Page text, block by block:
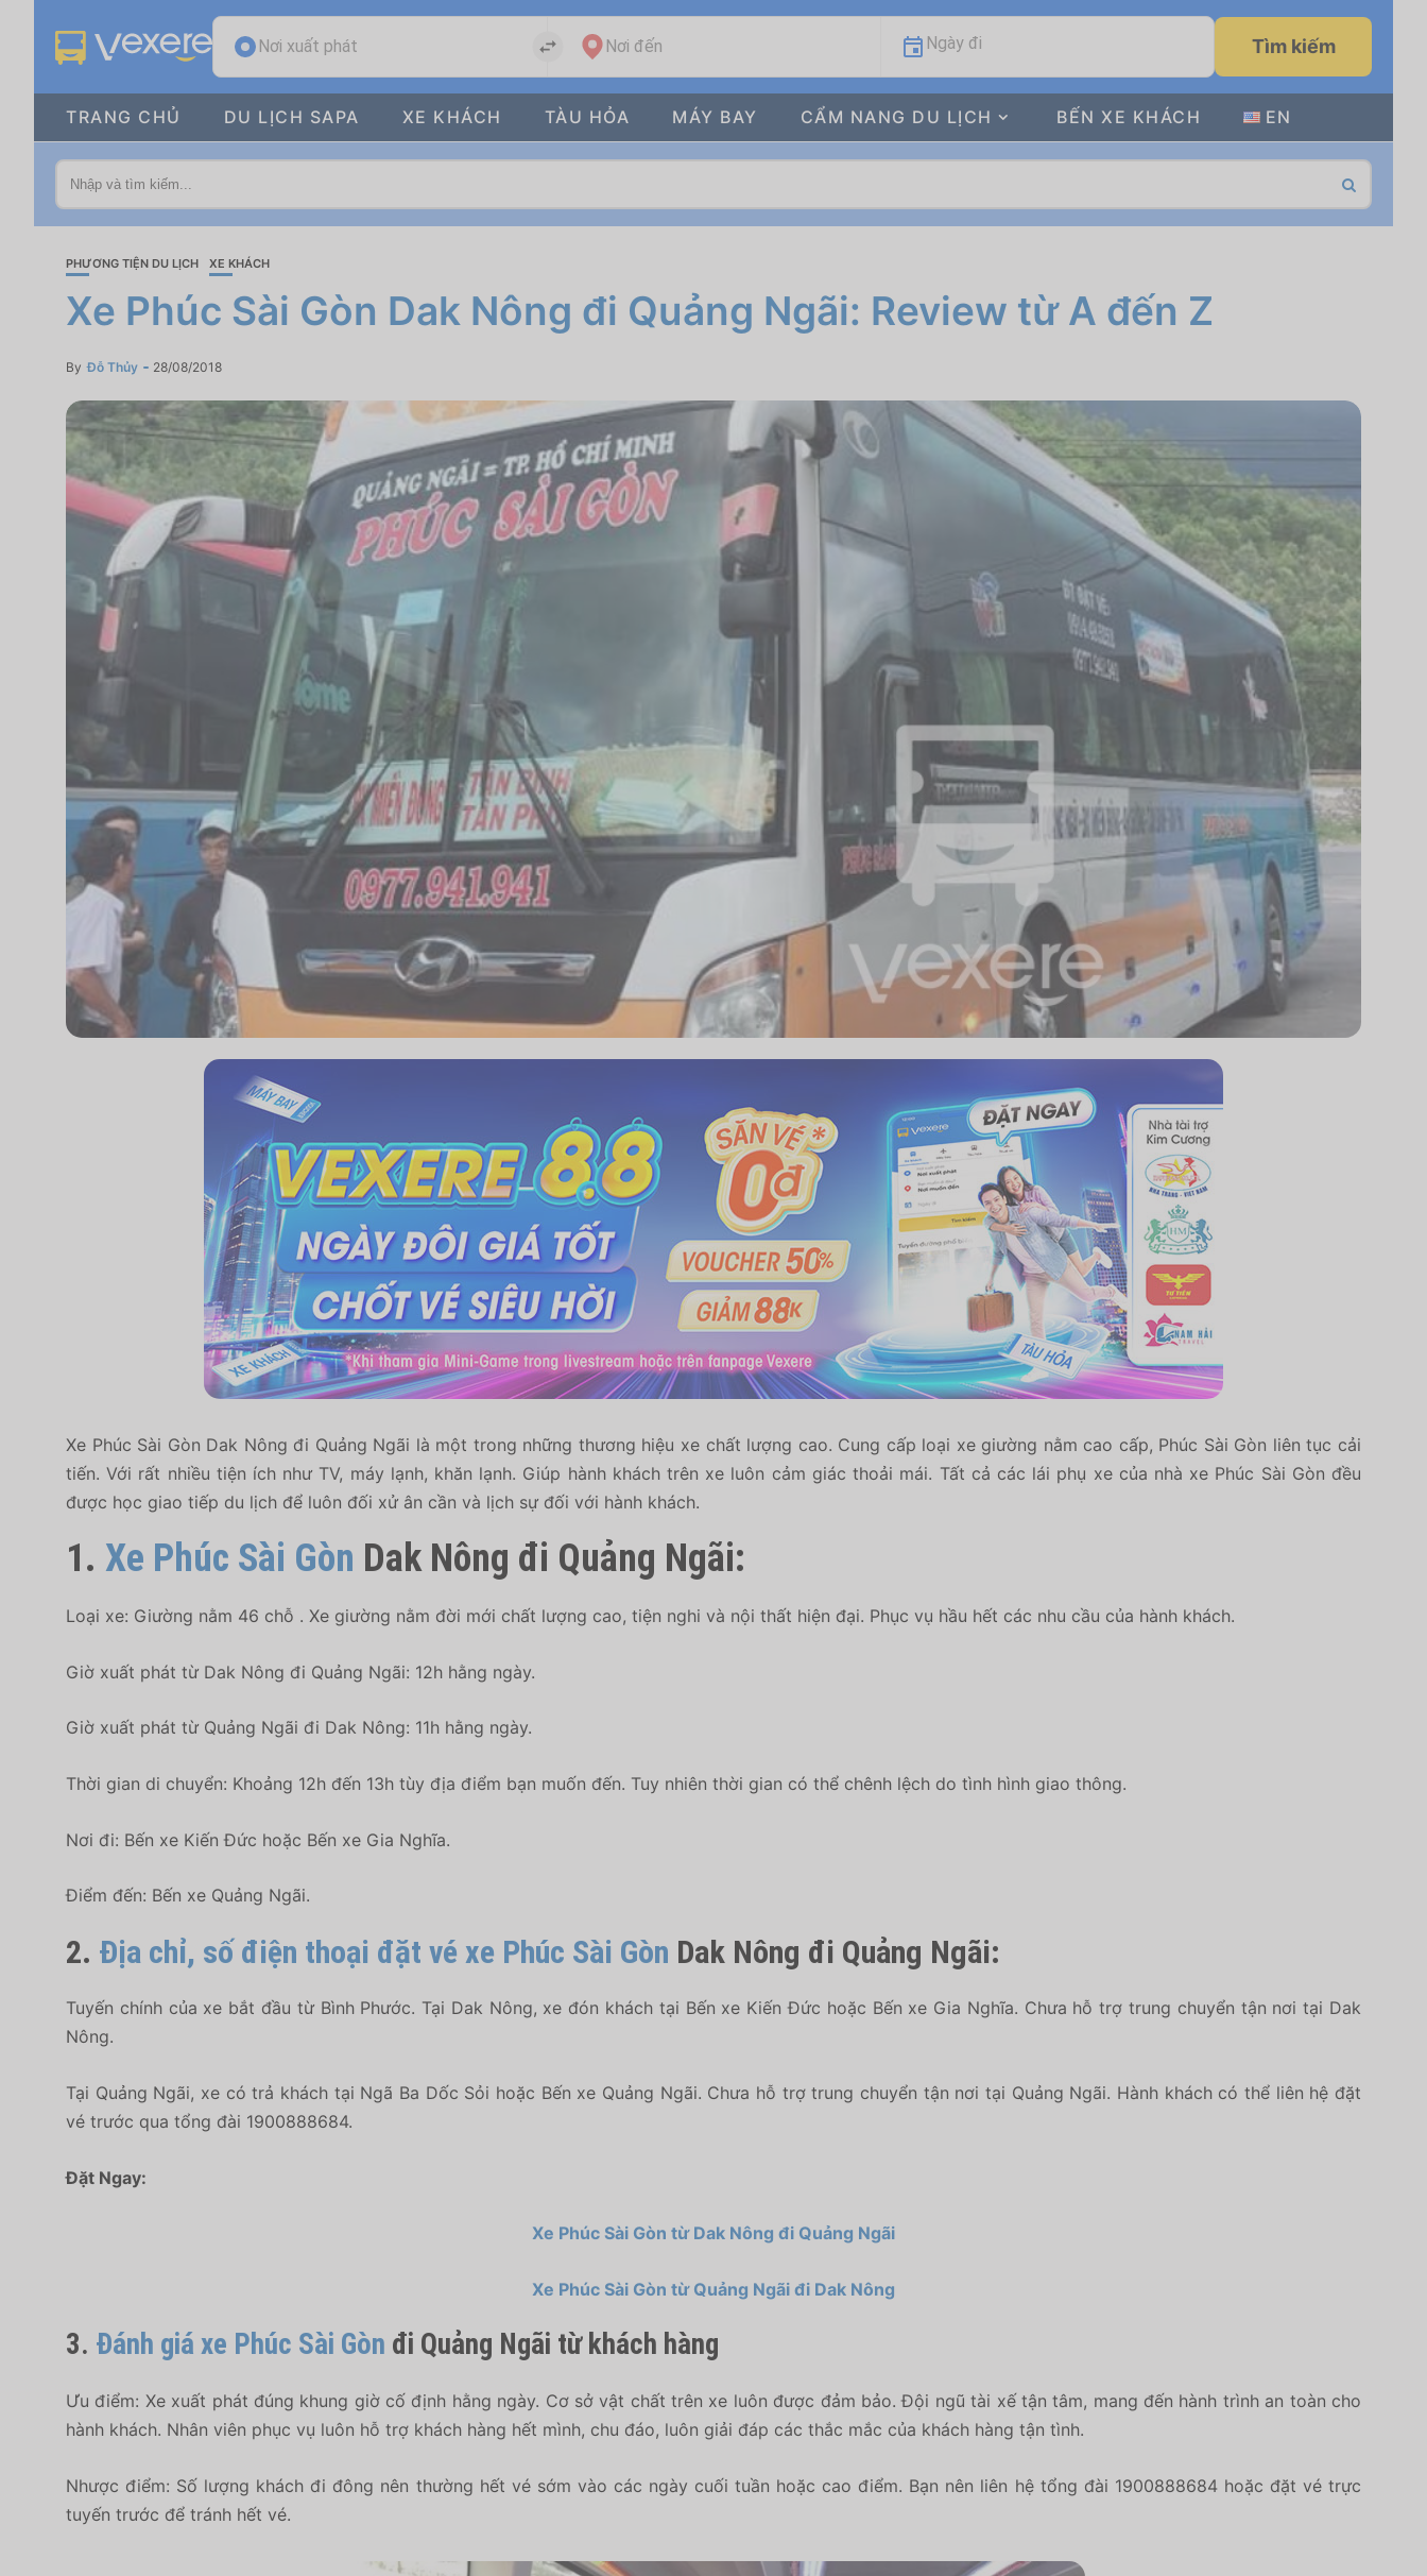
Nơi xuất phát Nơi đến Ngày đi Tìm kiếm
TRANG CHỦ DU LỊCH SAPA XE KHÁCH TÀU HỎA MÁY BAY CẨM NANG DU LỊCH BẾN XE KHÁCH EN
PHƯƠNG TIỆN DU LỊCH XE KHÁCH
Xe Phúc Sài Gòn Dak Nông đi Quảng Ngãi: Review từ A đến Z
By Đỗ Thủy 28/08/2018
Xe Phúc Sài Gòn Dak Nông đi Quảng Ngãi là một trong những thương hiệu xe chất lượng cao. Cung cấp loại xe giường nằm cao cấp, Phúc Sài Gòn liên tục cải
tiến. Với rất nhiều tiện ích như TV, máy lạnh, khăn lạnh. Giúp hành khách trên xe luôn cảm giác thoải mái. Tất cả các lái phụ xe của nhà xe Phúc Sài Gòn đều
được học giao tiếp du lịch để luôn đối xử ân cần và lịch sự đối với hành khách.
1. Xe Phúc Sài Gòn Dak Nông đi Quảng Ngãi:
Loại xe: Giường nằm 46 chỗ . Xe giường nằm đời mới chất lượng cao, tiện nghi và nội thất hiện đại. Phục vụ hầu hết các nhu cầu của hành khách.
Giờ xuất phát từ Dak Nông đi Quảng Ngãi: 12h hằng ngày.
Giờ xuất phát từ Quảng Ngãi đi Dak Nông: 11h hằng ngày.
Thời gian di chuyển: Khoảng 12h đến 13h tùy địa điểm bạn muốn đến. Tuy nhiên thời gian có thể chênh lệch do tình hình giao thông.
Nơi đi: Bến xe Kiến Đức hoặc Bến xe Gia Nghĩa.
Điểm đến: Bến xe Quảng Ngãi.
2. Địa chỉ, số điện thoại đặt vé xe Phúc Sài Gòn Dak Nông đi Quảng Ngãi:
Tuyến chính của xe bắt đầu từ Bình Phước. Tại Dak Nông, xe đón khách tại Bến xe Kiến Đức hoặc Bến xe Gia Nghĩa. Chưa hỗ trợ trung chuyển tận nơi tại Dak
Nông.
Tại Quảng Ngãi, xe có trả khách tại Ngã Ba Dốc Sỏi hoặc Bến xe Quảng Ngãi. Chưa hỗ trợ trung chuyển tận nơi tại Quảng Ngãi. Hành khách có thể liên hệ đặt
vé trước qua tổng đài 1900888684.
Đặt Ngay:
Xe Phúc Sài Gòn từ Dak Nông đi Quảng Ngãi
Xe Phúc Sài Gòn từ Quảng Ngãi đi Dak Nông
3. Đánh giá xe Phúc Sài Gòn đi Quảng Ngãi từ khách hàng
Ưu điểm: Xe xuất phát đúng khung giờ cố định hằng ngày. Cơ sở vật chất trên xe luôn được đảm bảo. Đội ngũ tài xế tận tâm, mang đến hành trình an toàn cho
hành khách. Nhân viên phục vụ luôn hỗ trợ khách hàng hết mình, chu đáo, luôn giải đáp các thắc mắc của khách hàng tận tình.
Nhược điểm: Số lượng khách đi đông nên thường hết vé sớm vào các ngày cuối tuần hoặc cao điểm. Bạn nên liên hệ tổng đài 1900888684 hoặc đặt vé trực
tuyến trước để tránh hết vé.